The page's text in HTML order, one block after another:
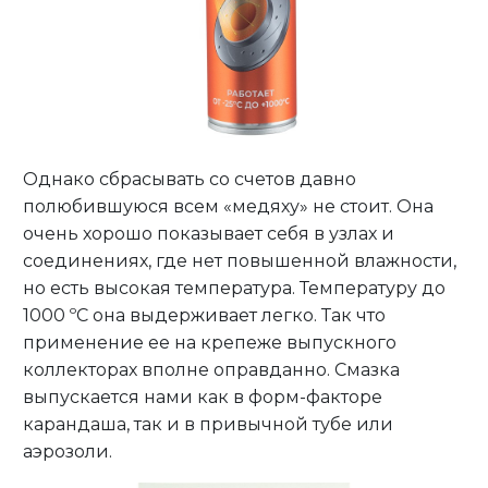
Однако сбрасывать со счетов давно
полюбившуюся всем «медяху» не стоит. Она
очень хорошо показывает себя в узлах и
соединениях, где нет повышенной влажности,
но есть высокая температура. Температуру до
1000 ºС она выдерживает легко. Так что
применение ее на крепеже выпускного
коллекторах вполне оправданно. Смазка
выпускается нами как в форм-факторе
карандаша, так и в привычной тубе или
аэрозоли.